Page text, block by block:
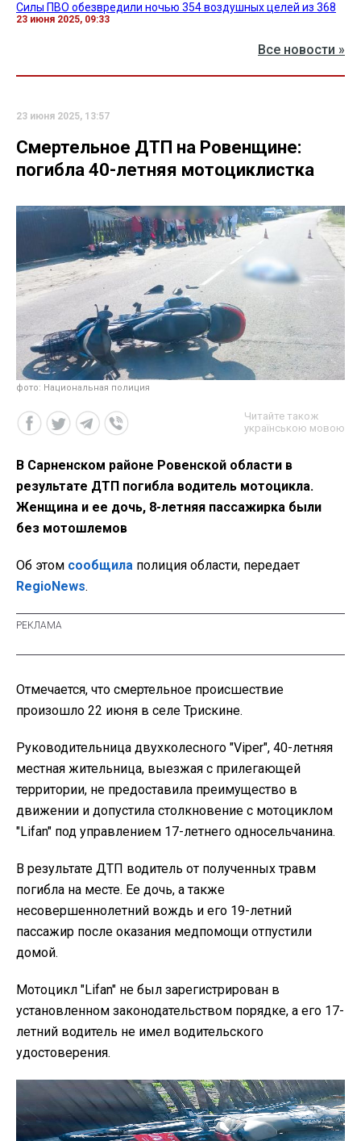
Силы ПВО обезвредили ночью 354 воздушных целей из 368
23 июня 2025, 09:33
Все новости »
23 июня 2025, 13:57
Смертельное ДТП на Ровенщине:
погибла 40-летняя мотоциклистка
фото: Национальная полиция
Читайте також
українською мовою
В Сарненском районе Ровенской области в
результате ДТП погибла водитель мотоцикла.
Женщина и ее дочь, 8-летняя пассажирка были
без мотошлемов
Об этом сообщила полиция области, передает
RegioNews.
Отмечается, что смертельное происшествие
произошло 22 июня в селе Трискине.
Руководительница двухколесного "Viper", 40-летняя
местная жительница, выезжая с прилегающей
территории, не предоставила преимущество в
движении и допустила столкновение с мотоциклом
"Lifan" под управлением 17-летнего односельчанина.
В результате ДТП водитель от полученных травм
погибла на месте. Ее дочь, а также
несовершеннолетний вождь и его 19-летний
пассажир после оказания медпомощи отпустили
домой.
Мотоцикл "Lifan" не был зарегистрирован в
установленном законодательством порядке, а его 17-
летний водитель не имел водительского
удостоверения.